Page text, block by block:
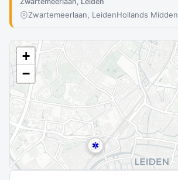
Zwartemeerlaan, LeidenHollands Midden
+
−